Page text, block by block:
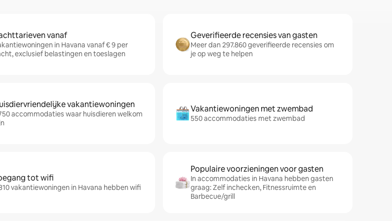
vanaf
in Havana vanaf € 9 per
exclusief belastingen en toeslagen
Geverifieerde recensies van gasten
Meer dan 297.860 geverifieerde recensies om
je op weg te helpen
vakantiewoningen
accommodaties waar huisdieren welkom
Vakantiewoningen met zwembad
550 accommodaties met zwembad
tot wifi
vakantiewoningen in Havana hebben wifi
Populaire voorzieningen voor gasten
In accommodaties in Havana hebben gasten
graag: Zelf inchecken, Fitnessruimte en
Barbecue/grill